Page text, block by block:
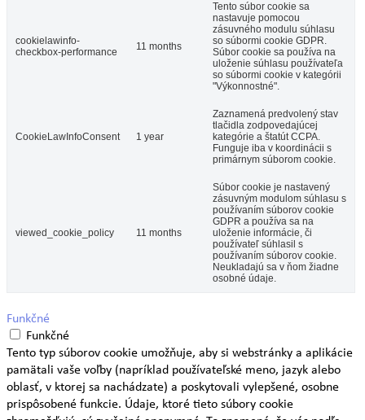
cookielawinfo-
checkbox-performance
11 months
Tento súbor cookie sa
nastavuje pomocou
zásuvného modulu súhlasu
so súbormi cookie GDPR.
Súbor cookie sa používa na
uloženie súhlasu používateľa
so súbormi cookie v kategórii
"Výkonnostné".
CookieLawInfoConsent 1 year
Zaznamená predvolený stav
tlačidla zodpovedajúcej
kategórie a štatút CCPA.
Funguje iba v koordinácii s
primárnym súborom cookie.
viewed_cookie_policy 11 months
Súbor cookie je nastavený
zásuvným modulom súhlasu s
používaním súborov cookie
GDPR a používa sa na
uloženie informácie, či
používateľ súhlasil s
používaním súborov cookie.
Neukladajú sa v ňom žiadne
osobné údaje.
Funkčné
Funkčné
Tento typ súborov cookie umožňuje, aby si webstránky a aplikácie
pamätali vaše voľby (napríklad používateľské meno, jazyk alebo
oblasť, v ktorej sa nachádzate) a poskytovali vylepšené, osobne
prispôsobené funkcie. Údaje, ktoré tieto súbory cookie